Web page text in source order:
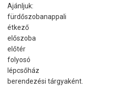
Ajánljuk:
fürdőszobanappali
étkező
előszoba
előtér
folyosó
lépcsőház
berendezési tárgyaként.